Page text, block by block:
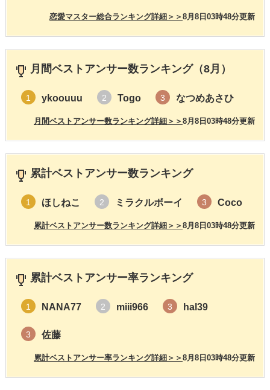
8月8日03時48分更新
恋愛マスター総合ランキング詳細＞＞
月間ベストアンサー数ランキング（8月）
1 ykoouuu 2 Togo 3 なつめあさひ
8月8日03時48分更新
月間ベストアンサー数ランキング詳細＞＞
累計ベストアンサー数ランキング
1 ほしねこ 2 ミラクルボーイ 3 Coco
8月8日03時48分更新
累計ベストアンサー数ランキング詳細＞＞
累計ベストアンサー率ランキング
1 NANA77 2 miii966 3 hal39
3 佐藤
8月8日03時48分更新
累計ベストアンサー率ランキング詳細＞＞